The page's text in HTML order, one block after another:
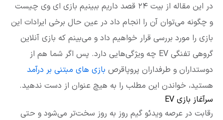
در این مقاله از بیت ۲۴ قصد داریم ببینیم بازی ای وی چیست
و چگونه می‌توان آن را انجام داد در عین حال برخی ایرادات این
بازی را مورد بررسی قرار خواهیم داد و می‌بینم که بازی آنلاین
گروهی تفنگی EV چه ویژگی‌هایی دارد. پس اگر شما هم از
دوستداران و طرفداران پروپاقرص بازی های مبتنی بر درآمد
هستید، خواندن این مطلب را به هیچ عنوان از دست ندهید.
سرآغاز بازی EV
رقابت در عرصه ویدئو گیم روز به روز سخت‌تر می‌شود و حتی